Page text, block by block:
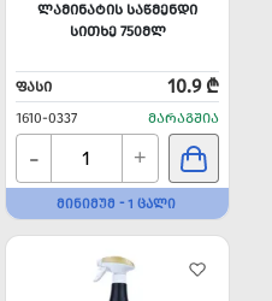
ᲚᲐᲛᲘᲜᲐᲢᲘᲡ ᲡᲐᲬᲛᲔᲜᲓᲘ
ᲡᲘᲗᲮᲔ 750ᲛᲚ
ᲤᲐᲡᲘ 10.9 ₾
1610-0337 ᲛᲐᲠᲐᲒᲨᲘᲐ
- +
ᲛᲘᲜᲘᲛᲣᲛ - 1 ᲪᲐᲚᲘ